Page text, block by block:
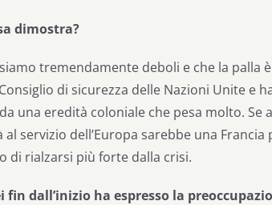
dimostra?
tremendamente deboli e che la palla
di sicurezza delle Nazioni Unite e
una eredità coloniale che pesa molto. Se
servizio dell’Europa sarebbe una Francia
di rialzarsi più forte dalla crisi.
dall’inizio ha espresso la